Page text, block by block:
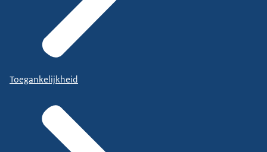
Toegankelijkheid